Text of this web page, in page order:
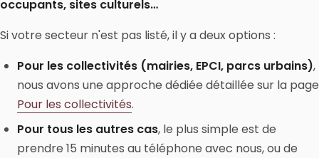
occupants, sites culturels…
Si votre secteur n'est pas listé, il y a deux options :
Pour les collectivités (mairies, EPCI, parcs urbains),
nous avons une approche dédiée détaillée sur la page
Pour les collectivités.
Pour tous les autres cas, le plus simple est de
prendre 15 minutes au téléphone avec nous, ou de